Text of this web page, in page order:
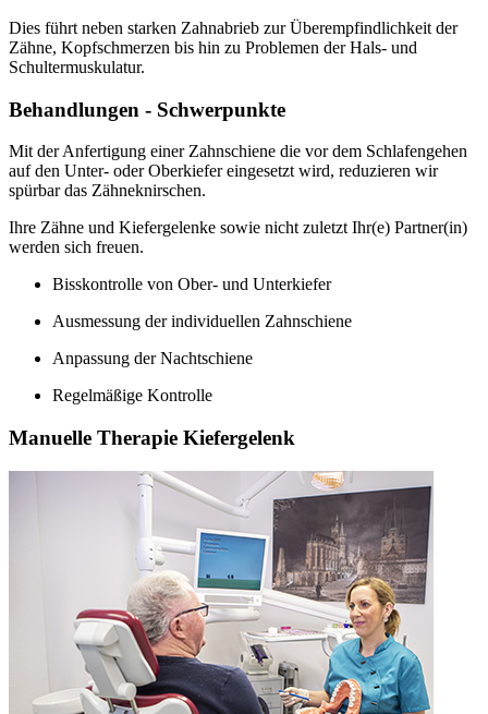
Dies führt neben starken Zahnabrieb zur Überempfindlichkeit der
Zähne, Kopfschmerzen bis hin zu Problemen der Hals- und
Schultermuskulatur.
Behandlungen - Schwerpunkte
Mit der Anfertigung einer Zahnschiene die vor dem Schlafengehen
auf den Unter- oder Oberkiefer eingesetzt wird, reduzieren wir
spürbar das Zähneknirschen.
Ihre Zähne und Kiefergelenke sowie nicht zuletzt Ihr(e) Partner(in)
werden sich freuen.
Bisskontrolle von Ober- und Unterkiefer
Ausmessung der individuellen Zahnschiene
Anpassung der Nachtschiene
Regelmäßige Kontrolle
Manuelle Therapie Kiefergelenk